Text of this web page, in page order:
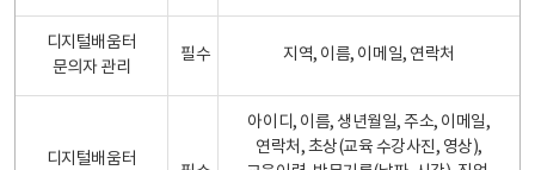
디지털배움터
문의자 관리
필수 지역, 이름, 이메일, 연락처
디지털배움터
아이디, 이름, 생년월일, 주소, 이메일,
연락처, 초상(교육 수강사진, 영상),